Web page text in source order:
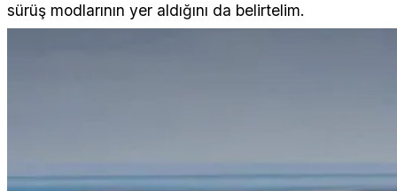
sürüş modlarının yer aldığını da belirtelim.